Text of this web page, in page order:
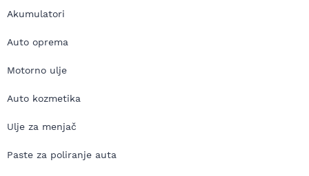
Akumulatori
Auto oprema
Motorno ulje
Auto kozmetika
Ulje za menjač
Paste za poliranje auta